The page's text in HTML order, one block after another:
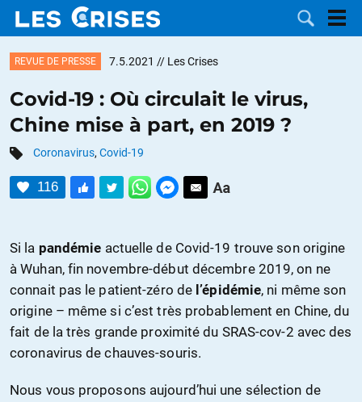
DOSSIERS
CATÉGORIES
CONTACTER
DON
REVUE DE PRESSE 7.5.2021 // Les Crises
Covid-19 : Où circulait le virus,
Chine mise à part, en 2019 ?
Coronavirus, Covid-19
116
Si la pandémie actuelle de Covid-19 trouve son origine
à Wuhan, fin novembre-début décembre 2019, on ne
connait pas le patient-zéro de l’épidémie, ni même son
origine – même si c’est très probablement en Chine, du
fait de la très grande proximité du SRAS-cov-2 avec des
coronavirus de chauves-souris.
Nous vous proposons aujourd’hui une sélection de